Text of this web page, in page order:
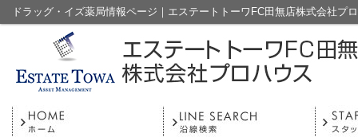
ドラッグ・イズ薬局情報ページ｜エステートトーワFC田無店株式会社プ